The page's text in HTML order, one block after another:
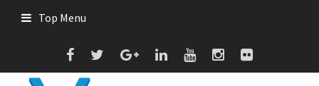
Top Menu